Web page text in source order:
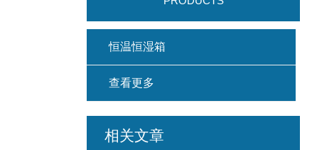
恒温恒湿箱
查看更多
相关文章